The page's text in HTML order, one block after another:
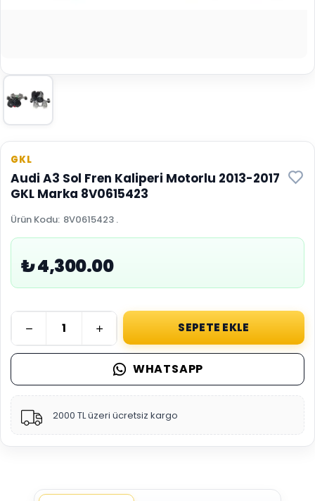
GKL
Audi A3 Sol Fren Kaliperi Motorlu 2013-2017
GKL Marka 8V0615423
Ürün Kodu: 8V0615423 .
₺ 4,300.00
SEPETE EKLE
WHATSAPP
2000 TL üzeri ücretsiz kargo